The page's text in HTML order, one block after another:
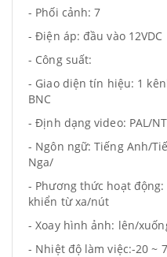
- Phối cảnh: 7
- Điện áp: đầu vào 12VDC
- Công suất:
- Giao diện tín hiệu: 1
BNC
- Định dạng video: PAL/
- Ngôn ngữ: Tiếng Anh/
Nga/
- Phương thức hoạt
khiển từ xa/nút
- Xoay hình ảnh: lên/
- Nhiệt độ làm việc:-20 ~